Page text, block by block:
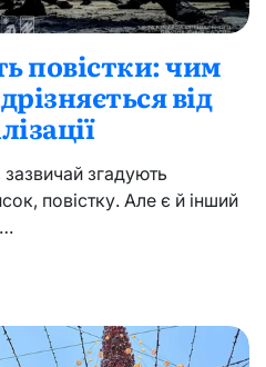
повістки: чим
від
згадують
повістку. Але є й інший